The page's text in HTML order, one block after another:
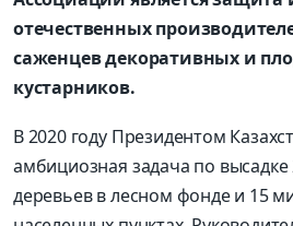
отечественных
саженцев декоративных и
кустарников.
В 2020 году Президентом
амбициозная задача по
деревьев в лесном фонде и 15